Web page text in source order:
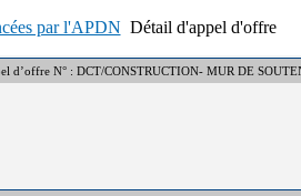
par l'APDN Détail d'appel d'offre
d’offre N° : DCT/CONSTRUCTION- MUR DE